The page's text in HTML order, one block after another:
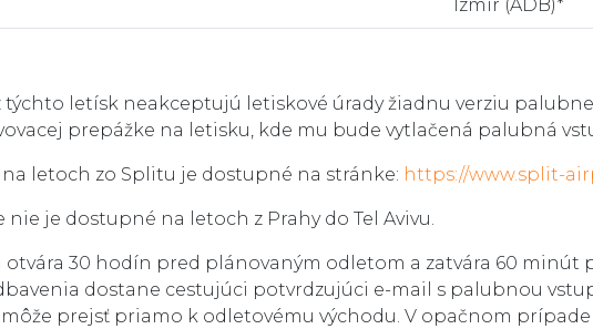
Izmir (ADB)*
týchto letísk neakceptujú letiskové úrady žiadnu verziu
prepážke na letisku, kde mu bude vytlačená palubná
letoch zo Splitu je dostupné na stránke: https://www.split-
je dostupné na letoch z Prahy do Tel Avivu.
otvára 30 hodín pred plánovaným odletom a zatvára 60 minút
dostane cestujúci potvrdzujúci e-mail s palubnou
prejsť priamo k odletovému východu. V opačnom